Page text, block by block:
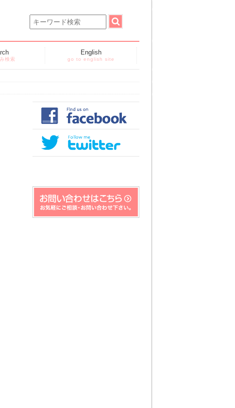
検索
English
go to english site